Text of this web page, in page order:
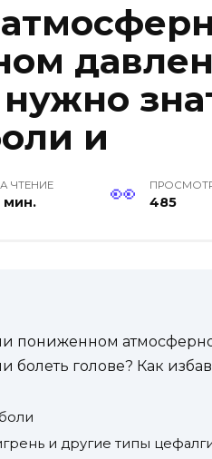
и
ЧТЕНИЕ
мин. 485
пониженном
голове? Как
и другие типы